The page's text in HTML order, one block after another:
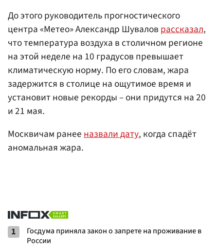
До этого руководитель прогностического
центра «Метео» Александр Шувалов рассказал,
что температура воздуха в столичном регионе
на этой неделе на 10 градусов превышает
климатическую норму. По его словам, жара
задержится в столице на ощутимое время и
установит новые рекорды – они придутся на 20
и 21 мая.
Москвичам ранееназвали дату, когда спадёт
аномальная жара.
1
Госдума приняла закон о запрете на проживание в
России